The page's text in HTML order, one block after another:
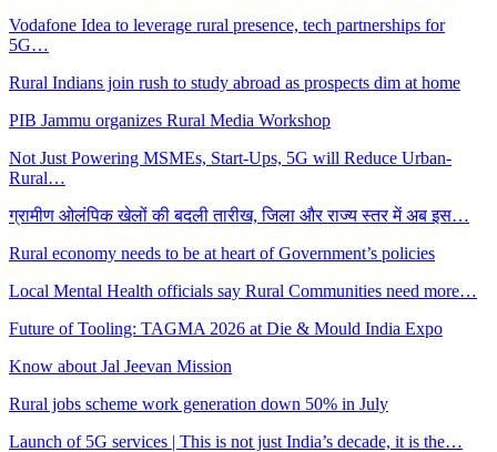
Vodafone Idea to leverage rural presence, tech partnerships for
5G…
Rural Indians join rush to study abroad as prospects dim at home
PIB Jammu organizes Rural Media Workshop
Not Just Powering MSMEs, Start-Ups, 5G will Reduce Urban-
Rural…
ग्रामीण ओलंपिक खेलों की बदली तारीख, जिला और राज्य स्तर में अब इस…
Rural economy needs to be at heart of Government’s policies
Local Mental Health officials say Rural Communities need more…
Future of Tooling: TAGMA 2026 at Die & Mould India Expo
Know about Jal Jeevan Mission
Rural jobs scheme work generation down 50% in July
Launch of 5G services | This is not just India’s decade, it is the…